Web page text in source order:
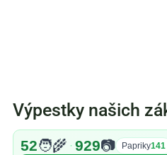
Výpestky našich
52🧑‍🌾 · 929📷 Papriky141